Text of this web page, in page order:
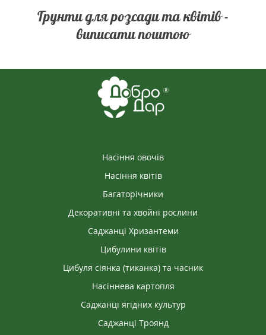
Грунти для розсади та квітів -
виписати поштою
Насіння овочів
Насіння квітів
Багаторічники
Декоративні та хвойні рослини
Саджанці Хризантеми
Цибулини квітів
Цибуля сіянка (тиканка) та часник
Насіннева картопля
Саджанці ягідних культур
Саджанці Троянд